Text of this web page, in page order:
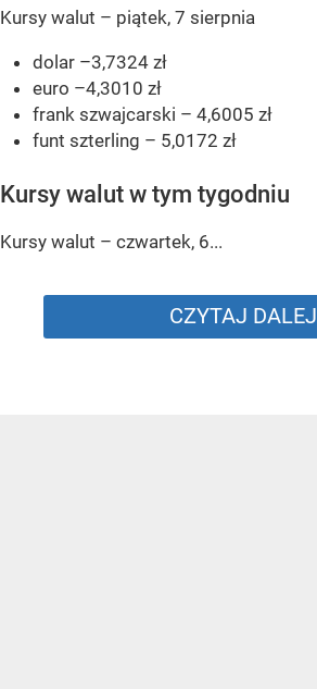
Kursy walut – piątek, 7 sierpnia
dolar –3,7324 zł
euro –4,3010 zł
frank szwajcarski – 4,6005 zł
funt szterling – 5,0172 zł
Kursy walut w tym tygodniu
Kursy walut – czwartek, 6...
CZYTAJ DALEJ